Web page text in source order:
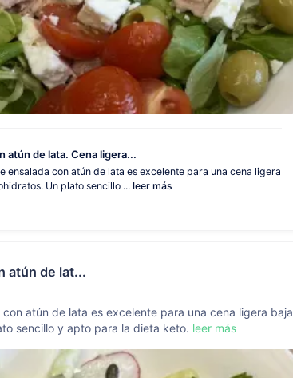
atún de lata. Cena ligera...
ensalada con atún de lata es excelente para una cena ligera
Un plato sencillo ...leer más
atún de lat...
atún de lata es excelente para una cena ligera baja
sencillo y apto para la dieta keto. leer más